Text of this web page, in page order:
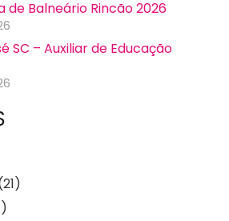
de Balneário Rincão 2026
SC – Auxiliar de Educação